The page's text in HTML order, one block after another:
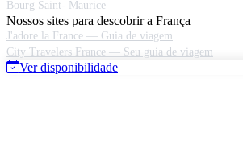
Bourg Saint- Maurice
Nossos sites para descobrir a França
J'adore la France — Guia de viagem
City Travelers France — Seu guia de viagem
Ver disponibilidade